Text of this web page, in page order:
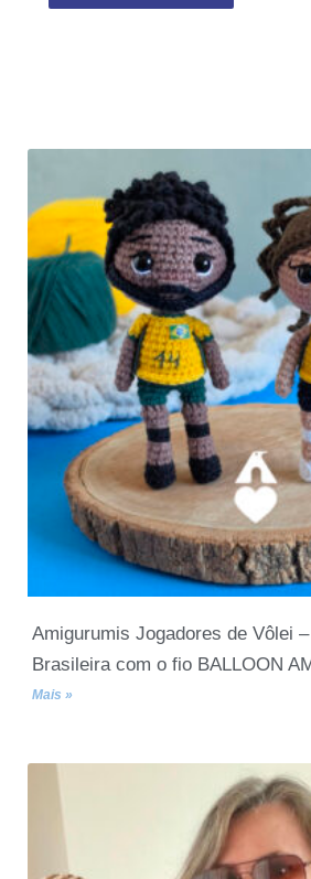
Amigurumis Jogadores de Vôlei
Brasileira com o fio BALLOON
Mais »